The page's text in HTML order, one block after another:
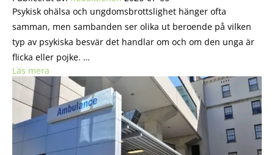
Psykisk ohälsa och ungdomsbrottslighet hänger ofta
samman, men sambanden ser olika ut beroende på vilken
typ av psykiska besvär det handlar om och om den unga är
flicka eller pojke. …
Läs mera